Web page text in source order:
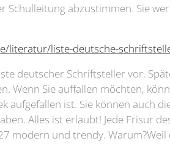
Schulleitung abzustimmen. Sie
literatur/liste-deutsche-
deutscher Schriftsteller vor.
Wenn Sie auffallen möchten,
aufgefallen ist. Sie können auch
Alles ist erlaubt! Jede Frisur
modern und trendy.